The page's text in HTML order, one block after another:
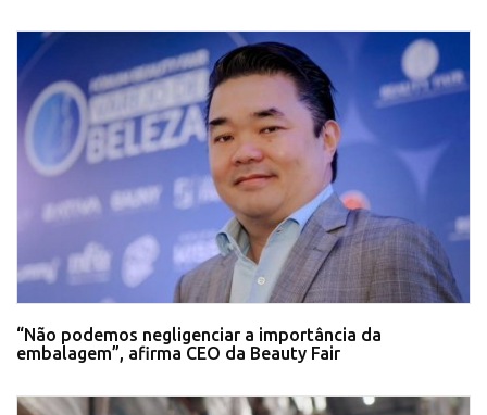
“Não podemos negligenciar a importância da
embalagem”, afirma CEO da Beauty Fair